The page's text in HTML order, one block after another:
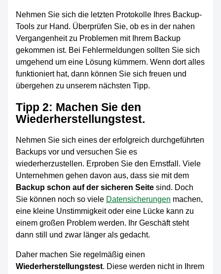
Nehmen Sie sich die letzten Protokolle Ihres Backup-
Tools zur Hand. Überprüfen Sie, ob es in der nahen
Vergangenheit zu Problemen mit Ihrem Backup
gekommen ist. Bei Fehlermeldungen sollten Sie sich
umgehend um eine Lösung kümmern. Wenn dort alles
funktioniert hat, dann können Sie sich freuen und
übergehen zu unserem nächsten Tipp.
Tipp 2: Machen Sie den
Wiederherstellungstest.
Nehmen Sie sich eines der erfolgreich durchgeführten
Backups vor und versuchen Sie es
wiederherzustellen. Erproben Sie den Ernstfall. Viele
Unternehmen gehen davon aus, dass sie mit dem
Backup schon auf der sicheren Seitesind. Doch
Sie können noch so viele Datensicherungen machen,
eine kleine Unstimmigkeit oder eine Lücke kann zu
einem großen Problem werden. Ihr Geschäft steht
dann still und zwar länger als gedacht.
Daher machen Sie regelmäßig einen
Wiederherstellungstest. Diese werden nicht in Ihrem